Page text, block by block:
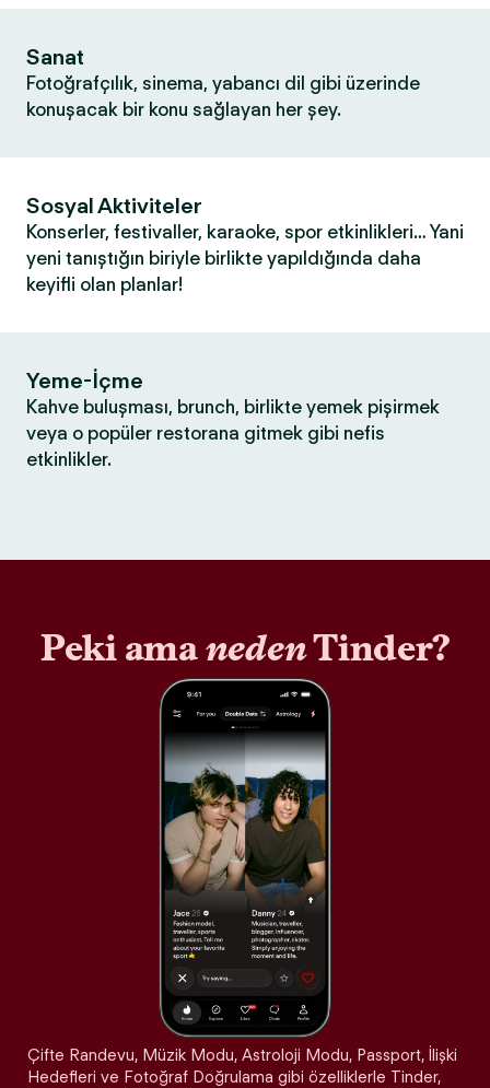
Sanat
Fotoğrafçılık, sinema, yabancı dil gibi üzerinde
konuşacak bir konu sağlayan her şey.
Sosyal Aktiviteler
Konserler, festivaller, karaoke, spor etkinlikleri… Yani
yeni tanıştığın biriyle birlikte yapıldığında daha
keyifli olan planlar!
Yeme-İçme
Kahve buluşması, brunch, birlikte yemek pişirmek
veya o popüler restorana gitmek gibi nefis
etkinlikler.
Peki amanedenTinder?
Çifte Randevu, Müzik Modu, Astroloji Modu, Passport, İlişki
Hedefleri ve Fotoğraf Doğrulama gibi özelliklerle Tinder,